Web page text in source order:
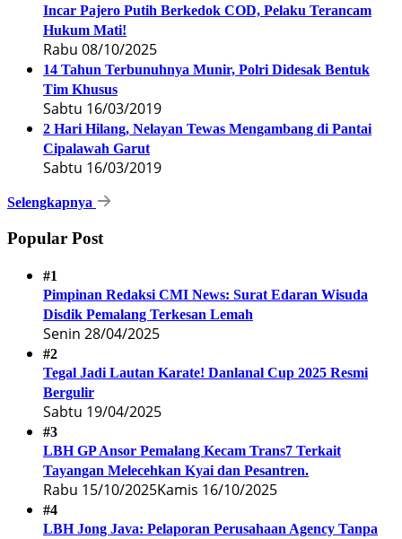
Incar Pajero Putih Berkedok COD, Pelaku Terancam
Hukum Mati!
Rabu 08/10/2025
14 Tahun Terbunuhnya Munir, Polri Didesak Bentuk
Tim Khusus
Sabtu 16/03/2019
2 Hari Hilang, Nelayan Tewas Mengambang di Pantai
Cipalawah Garut
Sabtu 16/03/2019
Selengkapnya
Popular Post
#1
Pimpinan Redaksi CMI News: Surat Edaran Wisuda
Disdik Pemalang Terkesan Lemah
Senin 28/04/2025
#2
Tegal Jadi Lautan Karate! Danlanal Cup 2025 Resmi
Bergulir
Sabtu 19/04/2025
#3
LBH GP Ansor Pemalang Kecam Trans7 Terkait
Tayangan Melecehkan Kyai dan Pesantren.
Rabu 15/10/2025Kamis 16/10/2025
#4
LBH Jong Java: Pelaporan Perusahaan Agency Tanpa